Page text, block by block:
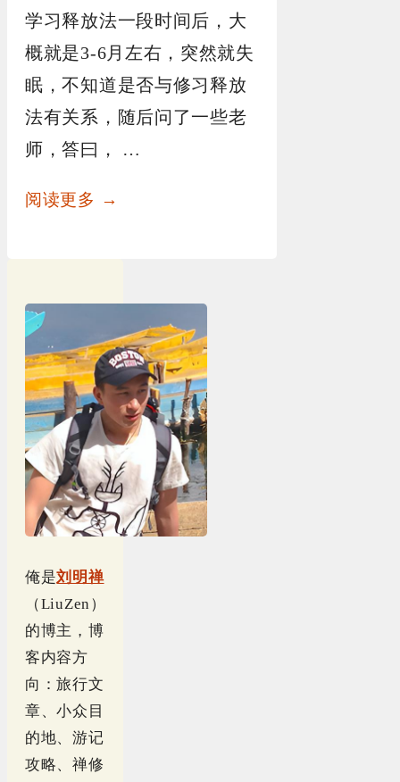
学习释放法一段时间后，大
概就是3-6月左右，突然就失
眠，不知道是否与修习释放
法有关系，随后问了一些老
师，答曰， …
阅读更多 →
俺是刘明禅
（LiuZen）
的博主，博
客内容方
向：旅行文
章、小众目
的地、游记
攻略、禅修